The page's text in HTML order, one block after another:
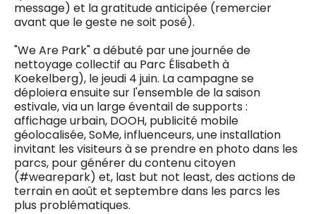
message) et la gratitude anticipée (remercier
avant que le geste ne soit posé).
"We Are Park" a débuté par une journée de
nettoyage collectif au Parc Élisabeth à
Koekelberg), le jeudi 4 juin. La campagne se
déploiera ensuite sur l'ensemble de la saison
estivale, via un large éventail de supports :
affichage urbain, DOOH, publicité mobile
géolocalisée, SoMe, influenceurs, une installation
invitant les visiteurs à se prendre en photo dans les
parcs, pour générer du contenu citoyen
(#wearepark) et, last but not least, des actions de
terrain en août et septembre dans les parcs les
plus problématiques.
4 x year
(digital)
Des questions ?